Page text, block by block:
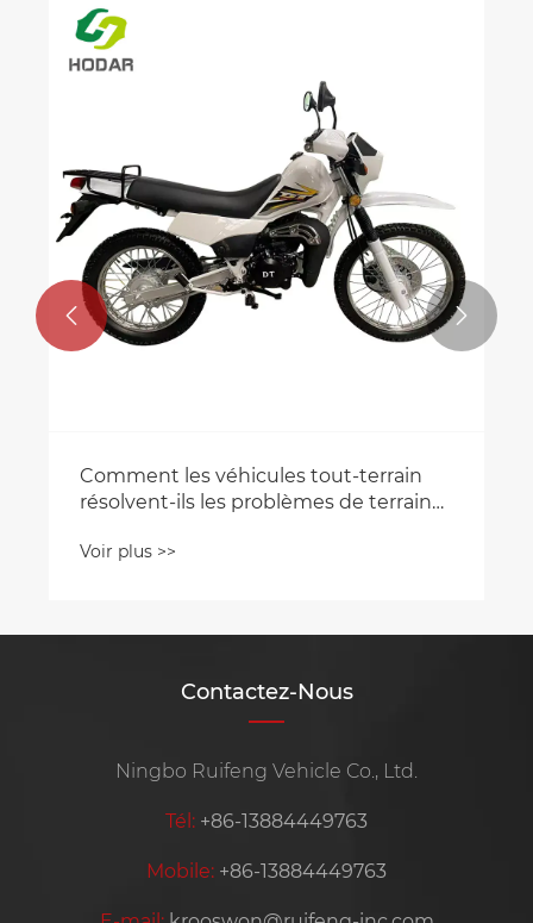
Comment les véhicules tout-terrain
résolvent-ils les problèmes de terrain
Voir plus >>
 
Contactez-Nous
Ningbo Ruifeng Vehicle Co., Ltd.
Tél: +86-13884449763
Mobile: +86-13884449763